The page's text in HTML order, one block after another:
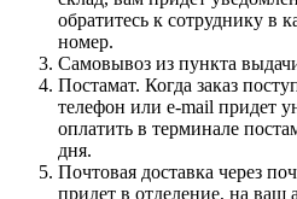
обратитесь к сотруднику в
номер.
Самовывоз из пункта
Постамат. Когда заказ
телефон или e-mail придет
оплатить в терминале
дня.
Почтовая доставка через
придет в отделение, на ваш